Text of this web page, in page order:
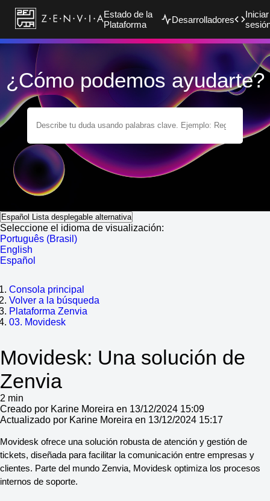
Estado de la
Plataforma
Desarrolladores
Iniciar
¿Cómo podemos ayudarte?
Español Lista desplegable alternativa
Seleccione el idioma de visualización:
Português (Brasil)
English
Español
Consola principal
Volver a la búsqueda
Plataforma Zenvia
03. Movidesk
Movidesk: Una solución de
Zenvia
2 min
Creado por Karine Moreira en 13/12/2024 15:09
Actualizado por Karine Moreira en 13/12/2024 15:17
Movidesk ofrece una solución robusta de atención y gestión de
tickets, diseñada para facilitar la comunicación entre empresas y
clientes. Parte del mundo Zenvia, Movidesk optimiza los procesos
internos de soporte.